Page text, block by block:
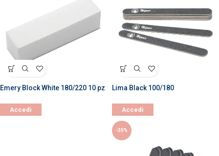
Emery Block White 180/220 10 pz
Accedi
Lima Black 100/180
Accedi
-30%